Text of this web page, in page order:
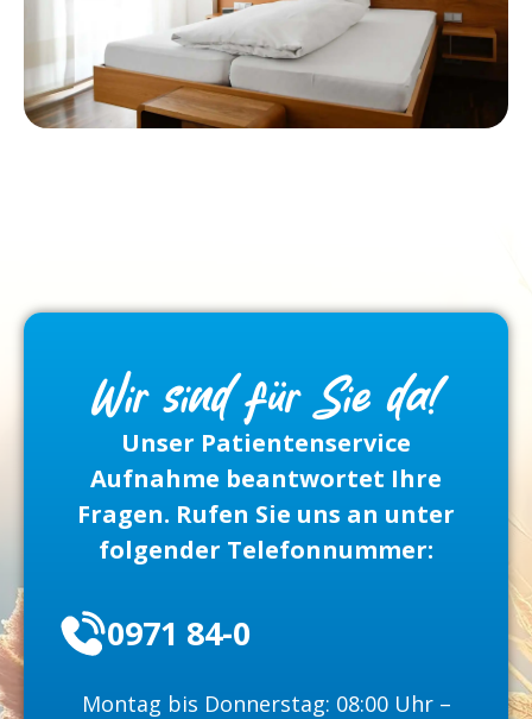
Wir sind für Sie da!
Unser Patientenservice
Aufnahme beantwortet Ihre
Fragen. Rufen Sie uns an unter
folgender Telefonnummer:
0971 84-0
Montag bis Donnerstag: 08:00 Uhr –